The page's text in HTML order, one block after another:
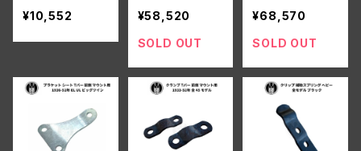
バディーシート
ハーレーダビッ
ドソン 全 45 モ
ッキ
¥10,552
レーダビッドソン
1929-52年 全
モデル ブラウン
¥58,520
SOLD OUT
バディーシート
スカート無し ハ
ーレーダビッドソ
全モデル 黒 ブラ
ック レザー
¥68,570
SOLD OUT